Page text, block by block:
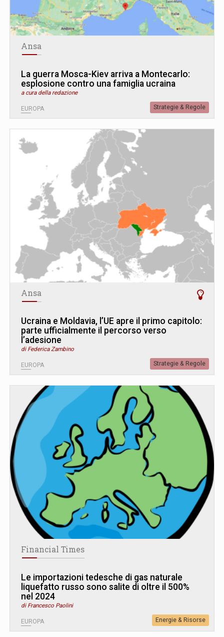
Ansa
La guerra Mosca-Kiev arriva a Montecarlo:
esplosione contro una famiglia ucraina
a cura della redazione
EUROPA Strategie & Regole
Ansa
Ucraina e Moldavia, l’UE apre il primo capitolo:
parte ufficialmente il percorso verso
l’adesione
di Federica Zambino
EUROPA Strategie & Regole
Financial Times
Le importazioni tedesche di gas naturale
liquefatto russo sono salite di oltre il 500%
nel 2024
di Francesco Paolini
EUROPA Energie & Risorse